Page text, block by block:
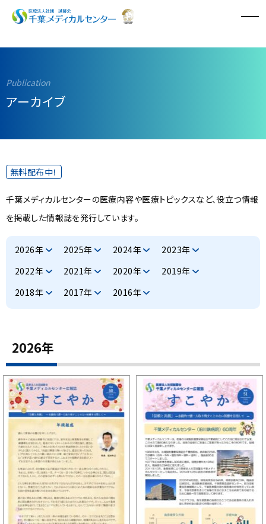
診療科・診療センター
特長と取り組み
採用情報
千葉メディカルセンター
スポーツ医学センター
美容外科
健診センター
看護部
臨床研修医募集
アーカイブ
無料配布中！
千葉メディカルセンターの医療内容や医療トピックスなど、役立つ情報
を掲載した情報誌を発行しています。
2026年 2025年 2024年
2023年
2022年
2021年 2020年
2019年
2018年
2017年 2016年
2026年